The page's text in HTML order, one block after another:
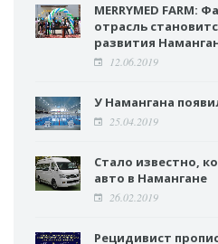
MERRYMED FARM:
отрасль
развития
12.06.2019
У Намангана
25.04.2019
Стало известно,
авто в Намангане
26.02.2019
Рецидивист